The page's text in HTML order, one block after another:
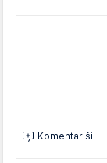
Komentariši